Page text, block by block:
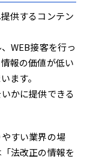
供するコンテン
WEB接客を行っ
報の価値が低い
ます。
かに提供できる
すい業界の場
法改正の情報を